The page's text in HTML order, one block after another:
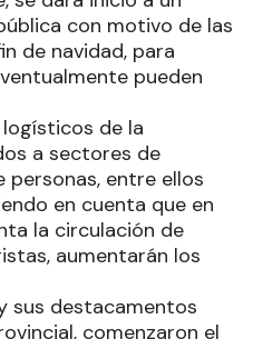
con motivo de las
de navidad, para
pueden
de la
a sectores de
personas, entre ellos
en cuenta que en
la circulación de
aumentarán los
sus destacamentos
comenzaron el